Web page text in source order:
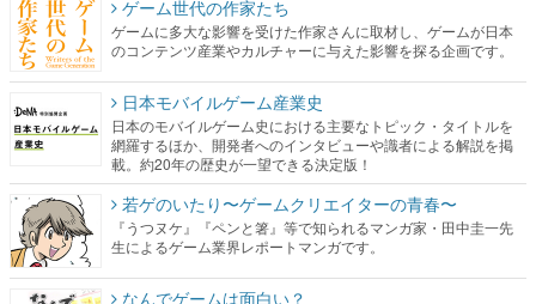
日本モバイルゲーム産業史
日本のモバイルゲーム史における主要なトピック・タイトルを
網羅するほか、開発者へのインタビューや識者による解説を掲
若ゲのいたり〜ゲームクリエイターの青春〜
『うつヌケ』『ペンと箸』等で知られるマンガ家・田中圭一先
生によるゲーム業界レポートマンガです。
なんでゲームは面白い？
ゲーム開発者・hamatsu氏がゲームの魅力を画面や操作の具体的
な形から解き明かしていく、硬派で骨太な評論連載です。